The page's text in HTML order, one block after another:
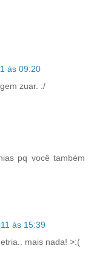
às 09:20
zuar. :/
pq você também
às 15:39
mais nada! >:(